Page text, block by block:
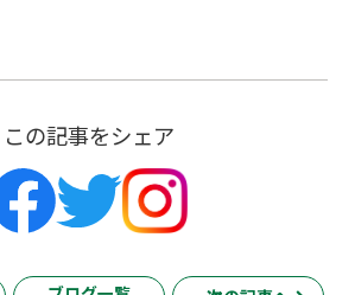
この記事をシェア